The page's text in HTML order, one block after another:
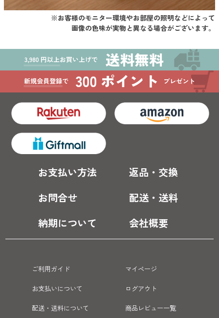
※お客様のモニター環境やお部屋の照明などによって
画像の色味が実物と異なる場合がございます。
お支払い方法
返品・交換
お問合せ
配送・送料
納期について
会社概要
ご利用ガイド
マイページ
お支払いについて
ログアウト
配送・送料について
商品レビュー一覧